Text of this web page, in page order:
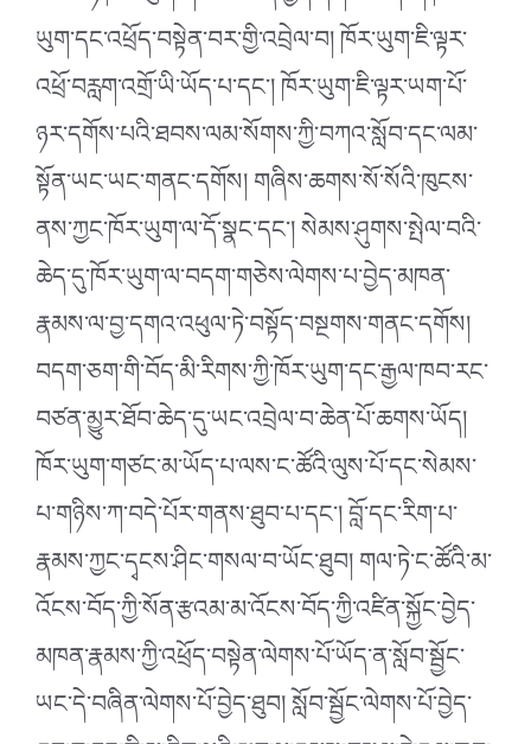
ཡུག་དང་འཕྲོད་བསྟེན་བར་གྱི་འབྲེལ་བ། ཁོར་ཡུག་ཇི་ལྟར་
འཕྲོ་བརླག་འགྲོ་ཡི་ཡོད་པ་དང༌། ཁོར་ཡུག་ཇི་ལྟར་ཡག་པོ་
ཉར་དགོས་པའི་ཐབས་ལམ་སོགས་ཀྱི་བཀའ་སློབ་དང་ལམ་
སྟོན་ཡང་ཡང་གནང་དགོས། གཞིས་ཆགས་སོ་སོའི་ཁུངས་
ནས་ཀྱང་ཁོར་ཡུག་ལ་དོ་སྣང་དང༌། སེམས་ཤུགས་སྤེལ་བའི་
ཆེད་དུ་ཁོར་ཡུག་ལ་བདག་གཅེས་ལེགས་པ་བྱེད་མཁན་
རྣམས་ལ་བྱ་དགའ་འཕུལ་ཏེ་བསྟོད་བསྔགས་གནང་དགོས།
བདག་ཅག་གི་བོད་མི་རིགས་ཀྱི་ཁོར་ཡུག་དང་རྒྱལ་ཁབ་རང་
བཙན་མྱུར་ཐོབ་ཆེད་དུ་ཡང་འབྲེལ་བ་ཆེན་པོ་ཆགས་ཡོད།
ཁོར་ཡུག་གཙང་མ་ཡོད་པ་ལས་ང་ཚོའི་ལུས་པོ་དང་སེམས་
པ་གཉིས་ཀ་བདེ་པོར་གནས་ཐུབ་པ་དང༌། བློ་དང་རིག་པ་
རྣམས་ཀྱང་དྭངས་ཤིང་གསལ་བ་ཡོང་ཐུབ། གལ་ཏེ་ང་ཚོའི་མ་
འོངས་བོད་ཀྱི་སོན་རྩའམ་མ་འོངས་བོད་ཀྱི་འཛིན་སྐྱོང་བྱེད་
མཁན་རྣམས་ཀྱི་འཕྲོད་བསྟེན་ལེགས་པོ་ཡོད་ན་སློབ་སྦྱོང་
ཡང་དེ་བཞིན་ལེགས་པོ་བྱེད་ཐུབ། སློབ་སྦྱོང་ལེགས་པོ་བྱེད་